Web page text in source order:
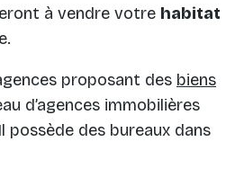
à vendre votre habitat
proposant des biens
d’agences immobilières
possède des bureaux dans